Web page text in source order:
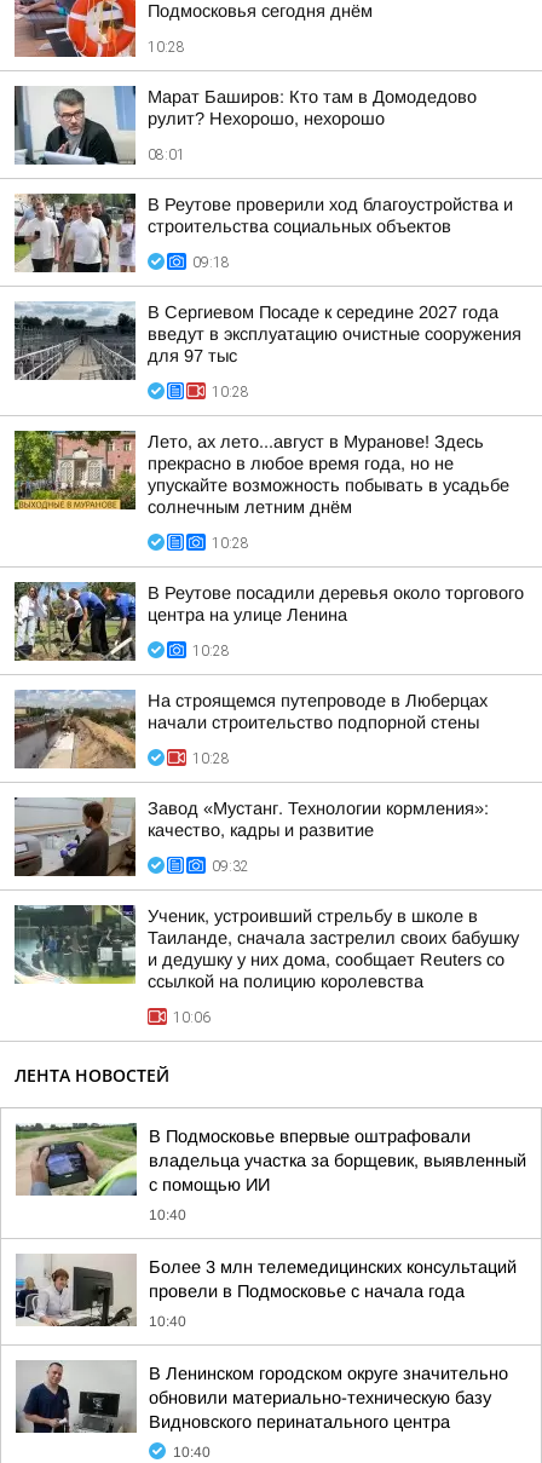
Подмосковья сегодня днём
10:28
Марат Баширов: Кто там в Домодедово
рулит? Нехорошо, нехорошо
08:01
В Реутове проверили ход благоустройства и
строительства социальных объектов
09:18
В Сергиевом Посаде к середине 2027 года
введут в эксплуатацию очистные сооружения
для 97 тыс
10:28
Лето, ах лето...август в Муранове! Здесь
прекрасно в любое время года, но не
упускайте возможность побывать в усадьбе
солнечным летним днём
10:28
В Реутове посадили деревья около торгового
центра на улице Ленина
10:28
На строящемся путепроводе в Люберцах
начали строительство подпорной стены
10:28
Завод «Мустанг. Технологии кормления»:
качество, кадры и развитие
09:32
Ученик, устроивший стрельбу в школе в
Таиланде, сначала застрелил своих бабушку
и дедушку у них дома, сообщает Reuters со
ссылкой на полицию королевства
10:06
ЛЕНТА НОВОСТЕЙ
В Подмосковье впервые оштрафовали
владельца участка за борщевик, выявленный
с помощью ИИ
10:40
Более 3 млн телемедицинских консультаций
провели в Подмосковье с начала года
10:40
В Ленинском городском округе значительно
обновили материально-техническую базу
Видновского перинатального центра
10:40